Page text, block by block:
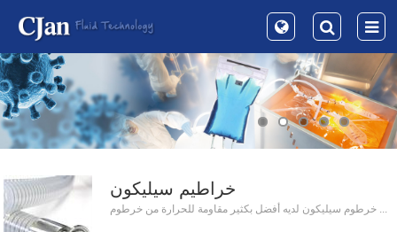
خراطيم سيليكون
خرطوم سيليكون لديه أفضل بكثير مقاومة للحرارة من خرطوم ...